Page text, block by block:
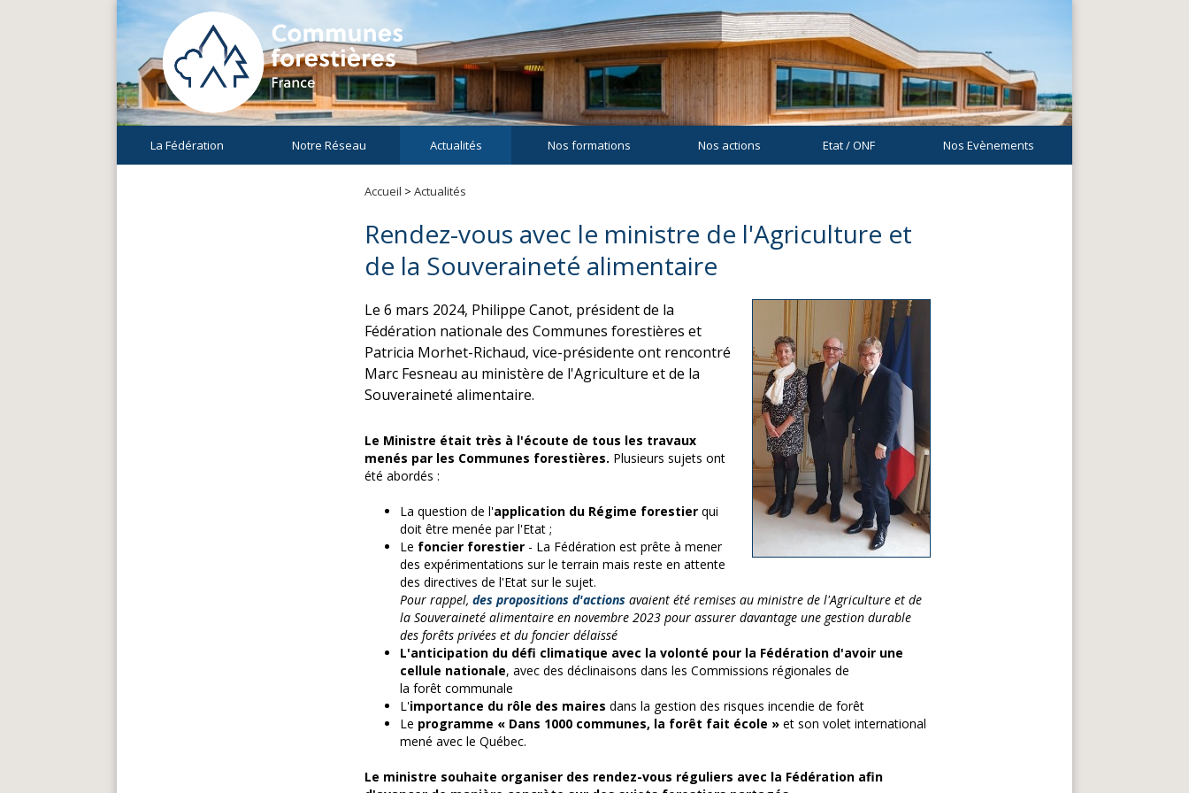
La Fédération Notre Réseau Actualités Nos formations Nos actions Etat / ONF Nos Evènements
Accueil > Actualités
Rendez-vous avec le ministre de l'Agriculture et
de la Souveraineté alimentaire
Le 6 mars 2024, Philippe Canot, président de la
Fédération nationale des Communes forestières et
Patricia Morhet-Richaud, vice-présidente ont rencontré
Marc Fesneau au ministère de l'Agriculture et de la
Souveraineté alimentaire.
Le Ministre était très à l'écoute de tous les travaux
menés par les Communes forestières. Plusieurs sujets ont
été abordés :
La question de l'application du Régime forestier qui
doit être menée par l'Etat ;
Le foncier forestier - La Fédération est prête à mener
des expérimentations sur le terrain mais reste en attente
des directives de l'Etat sur le sujet.
Pour rappel, des propositions d'actions avaient été remises au ministre de l'Agriculture et de
la Souveraineté alimentaire en novembre 2023 pour assurer davantage une gestion durable
des forêts privées et du foncier délaissé
L'anticipation du défi climatique avec la volonté pour la Fédération d'avoir une
cellule nationale, avec des déclinaisons dans les Commissions régionales de
la forêt communale
L'importance du rôle des maires dans la gestion des risques incendie de forêt
Le programme « Dans 1000 communes, la forêt fait école » et son volet international
mené avec le Québec.
Le ministre souhaite organiser des rendez-vous réguliers avec la Fédération afin